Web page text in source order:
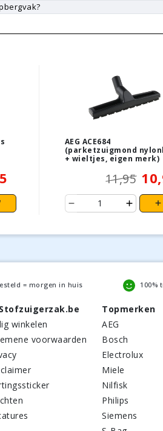
AEG ACE684
(parketzuigmond
+ wieltjes, eigen merk)
11,95
= morgen in huis 100%
winkelen
voorwaarden
Topmerken
AEG
Bosch
Electrolux
Miele
Nilfisk
Philips
Siemens